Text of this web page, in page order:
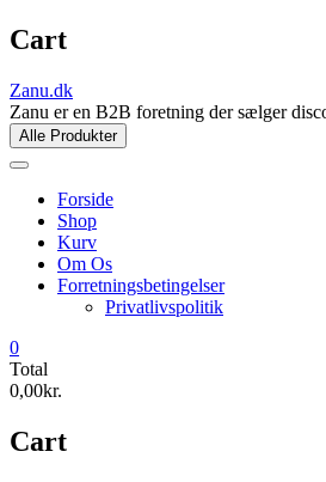
Cart
Zanu.dk
Zanu er en B2B foretning der sælger
Alle Produkter
Forside
Shop
Kurv
Om Os
Forretningsbetingelser
Privatlivspolitik
0
Total
0,00kr.
Cart